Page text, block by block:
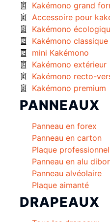
Kakémono grand
Accessoire pour
Kakémono
Kakémono classique
mini Kakémono
Kakémono extérieur
Kakémono recto-
Kakémono premium
PANNEAUX
Panneau en forex
Panneau en carton
Plaque
Panneau en alu
Panneau alvéolaire
Plaque aimanté
DRAPEAUX